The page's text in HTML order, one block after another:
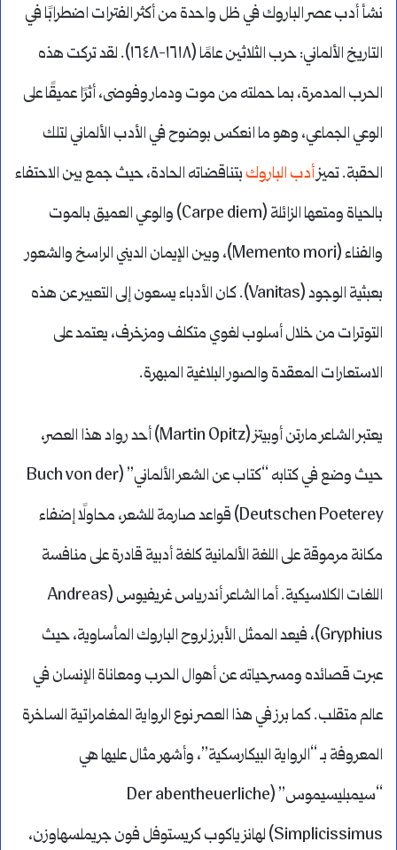
نشأ أدب عصر الباروك في ظل واحدة من أكثر الفترات اضطرابًا في
التاريخ الألماني: حرب الثلاثين عامًا (١٦١٨-١٦٤٨). لقد تركت هذه
الحرب المدمرة، بما حملته من موت ودمار وفوضى، أثرًا عميقًا على
الوعي الجماعي، وهو ما انعكس بوضوح في الأدب الألماني لتلك
الحقبة. تميزأدب الباروك بتناقضاته الحادة، حيث جمع بين الاحتفاء
بالحياة ومتعها الزائلة (Carpe diem) والوعي العميق بالموت
والفناء (Memento mori)، وبين الإيمان الديني الراسخ والشعور
بعبثية الوجود (Vanitas). كان الأدباء يسعون إلى التعبير عن هذه
التوترات من خلال أسلوب لغوي متكلف ومزخرف، يعتمد على
الاستعارات المعقدة والصور البلاغية المبهرة.
يعتبر الشاعر مارتن أوبيتز (Martin Opitz) أحد رواد هذا العصر،
حيث وضع في كتابه “كتاب عن الشعر الألماني” (Buch von der
Deutschen Poeterey) قواعد صارمة للشعر، محاولًا إضفاء
مكانة مرموقة على اللغة الألمانية كلغة أدبية قادرة على منافسة
اللغات الكلاسيكية. أما الشاعر أندرياس غريفيوس (Andreas
Gryphius)، فيعد الممثل الأبرز لروح الباروك المأساوية، حيث
عبرت قصائده ومسرحياته عن أهوال الحرب ومعاناة الإنسان في
عالم متقلب. كما برز في هذا العصر نوع الرواية المغامراتية الساخرة
المعروفة بـ “الرواية البيكارسكية”، وأشهر مثال عليها هي
“سيمبليسيموس” (Der abentheuerliche
Simplicissimus) لهانز ياكوب كريستوفل فون جريملسهاوزن،